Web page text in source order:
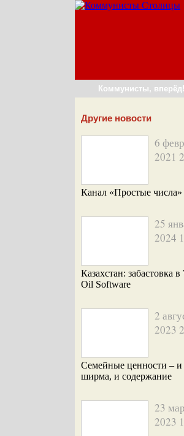
Коммунисты, вперёд!
Другие новости
6
2021
Канал «Простые числа»
25
2024
Казахстан: забастовка в
Oil Software
2
2023
Семейные ценности – и
ширма, и содержание
23
2023